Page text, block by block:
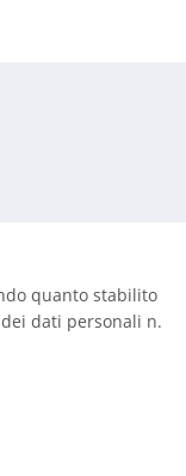
quanto stabilito
dati personali n.